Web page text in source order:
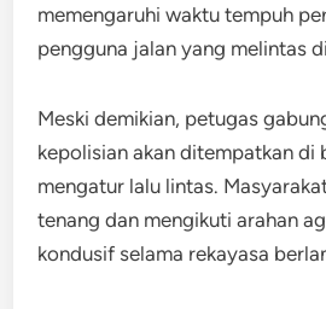
memengaruhi waktu tempuh
pengguna jalan yang melintas
Meski demikian, petugas
kepolisian akan ditempatkan di
mengatur lalu lintas.
tenang dan mengikuti arahan
kondusif selama rekayasa